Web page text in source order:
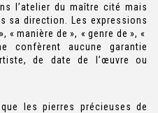
l’atelier du maître cité mais
sa direction. Les expressions
« manière de », « genre de », «
confèrent aucune garantie
de date de l’œuvre ou
les pierres précieuses de